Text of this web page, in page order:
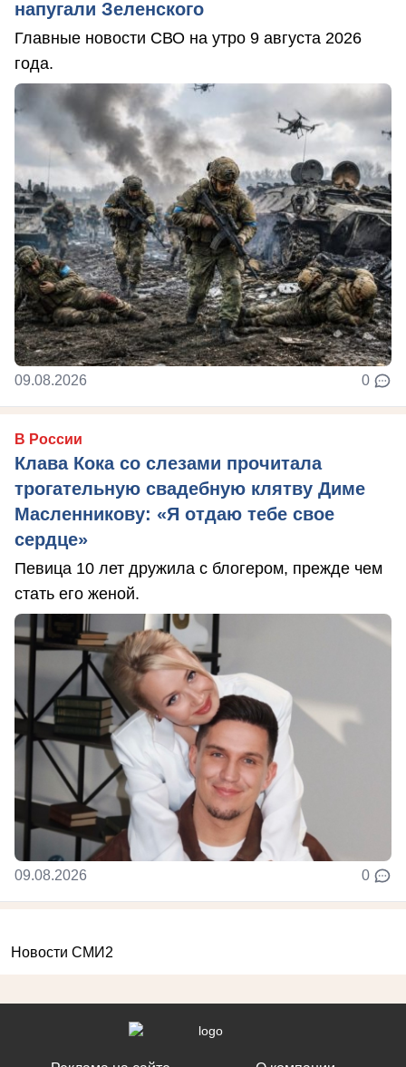
напугали Зеленского
Главные новости СВО на утро 9 августа 2026
года.
09.08.2026 0
В России
Клава Кока со слезами прочитала
трогательную свадебную клятву Диме
Масленникову: «Я отдаю тебе свое
сердце»
Певица 10 лет дружила с блогером, прежде чем
стать его женой.
09.08.2026 0
Новости СМИ2